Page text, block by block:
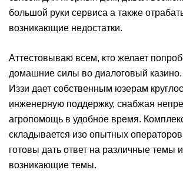
большой руки сервиса а также
возникающие недостатки.
Аттестовываю всем, кто желает
домашние силы во диалоговый
Иззи дает собственным юзерам
инженерную поддержку, снабжая
агропомощь в удобное время.
складывается изо опытных
готовы дать ответ на различные темы
возникающие темы.